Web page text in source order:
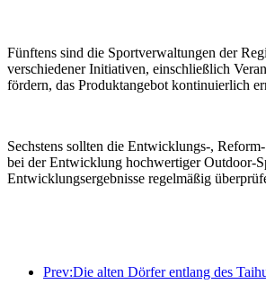
Fünftens sind die Sportverwaltungen der
verschiedener Initiativen, einschließlich
fördern, das Produktangebot kontinuierlich
Sechstens sollten die Entwicklungs-,
bei der Entwicklung hochwertiger Outdoor-
Entwicklungsergebnisse regelmäßig